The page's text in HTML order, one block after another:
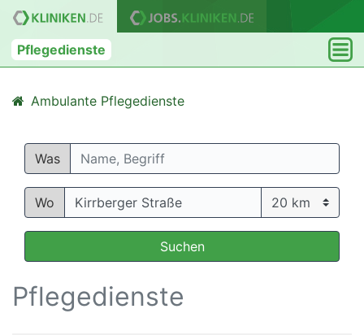
Pflegedienste
Ambulante Pflegedienste
Was
Wo
Suchen
Pflegedienste